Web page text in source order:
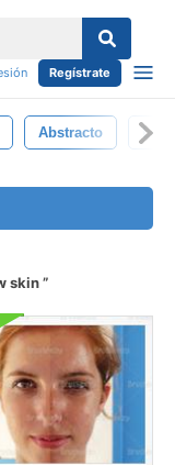
Regístrate
Abstracto
skin